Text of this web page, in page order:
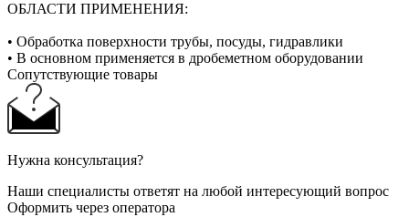
ОБЛАСТИ ПРИМЕНЕНИЯ:
• Обработка поверхности трубы, посуды, гидравлики
• В основном применяется в дробеметном оборудовании
Сопутствующие товары
Нужна консультация?
Наши специалисты ответят на любой интересующий вопрос
Оформить через оператора